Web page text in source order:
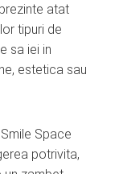
atat
tipuri de
sa iei in
estetica sau
Space
potrivita,